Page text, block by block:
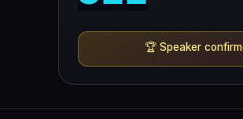
🏆 Speaker